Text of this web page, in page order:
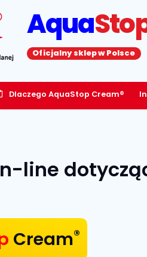
Aqua
Oficjalny sklep w Polsce
Dlaczego AquaStop Cream®
line
Cream®